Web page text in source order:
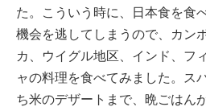
た。こういう時に、日本食を食
機会を逃してしまうので、カン
カ、ウイグル地区、インド、フ
ャの料理を食べてみました。ス
ち米のデザートまで、晩ごはん